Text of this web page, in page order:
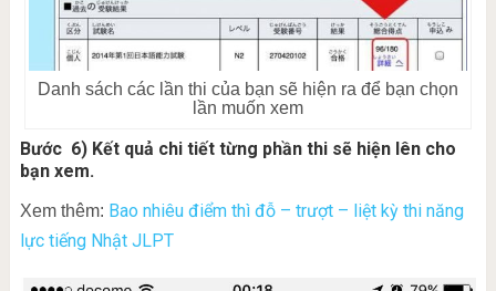
Danh sách các lần thi của bạn sẽ hiện ra để bạn chọn
lần muốn xem
Bước 6) Kết quả chi tiết từng phần thi sẽ hiện lên cho
bạn xem.
Xem thêm: Bao nhiêu điểm thì đỗ – trượt – liệt kỳ thi năng
lực tiếng Nhật JLPT